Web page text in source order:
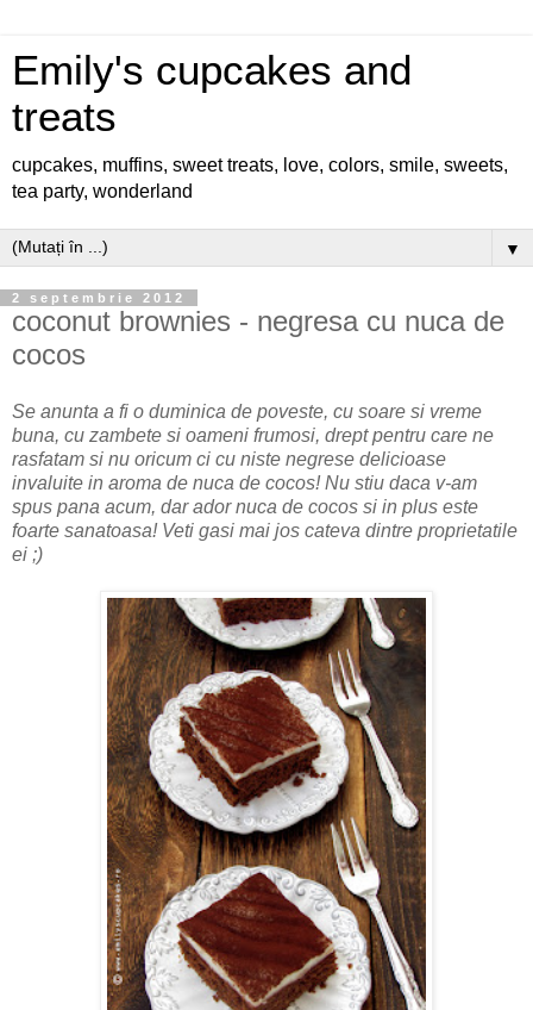
Emily's cupcakes and
treats
cupcakes, muffins, sweet treats, love, colors, smile, sweets,
tea party, wonderland
▼
2 septembrie 2012
coconut brownies - negresa cu nuca de
cocos
Se anunta a fi o duminica de poveste, cu soare si vreme
buna, cu zambete si oameni frumosi, drept pentru care ne
rasfatam si nu oricum ci cu niste negrese delicioase
invaluite in aroma de nuca de cocos! Nu stiu daca v-am
spus pana acum, dar ador nuca de cocos si in plus este
foarte sanatoasa! Veti gasi mai jos cateva dintre proprietatile
ei ;)